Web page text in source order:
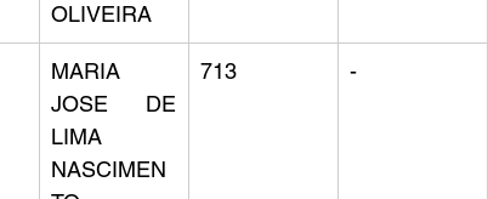
OLIVEIRA
MARIA
JOSE DE
LIMA
NASCIMEN
713 -